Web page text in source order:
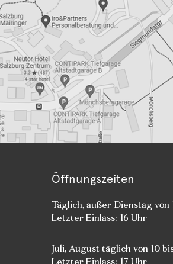
Öffnungszeiten
Täglich, außer Dienstag von
Letzter Einlass: 16 Uhr
Juli, August täglich von 10